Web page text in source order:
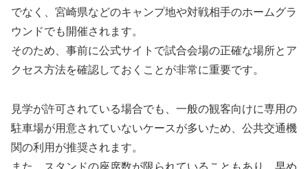
でなく、宮崎県などのキャンプ地や対戦相手のホームグラ
ウンドでも開催されます。
そのため、事前に公式サイトで試合会場の正確な場所とア
クセス方法を確認しておくことが非常に重要です。
見学が許可されている場合でも、一般の観客向けに専用の
駐車場が用意されていないケースが多いため、公共交通機
関の利用が推奨されます。